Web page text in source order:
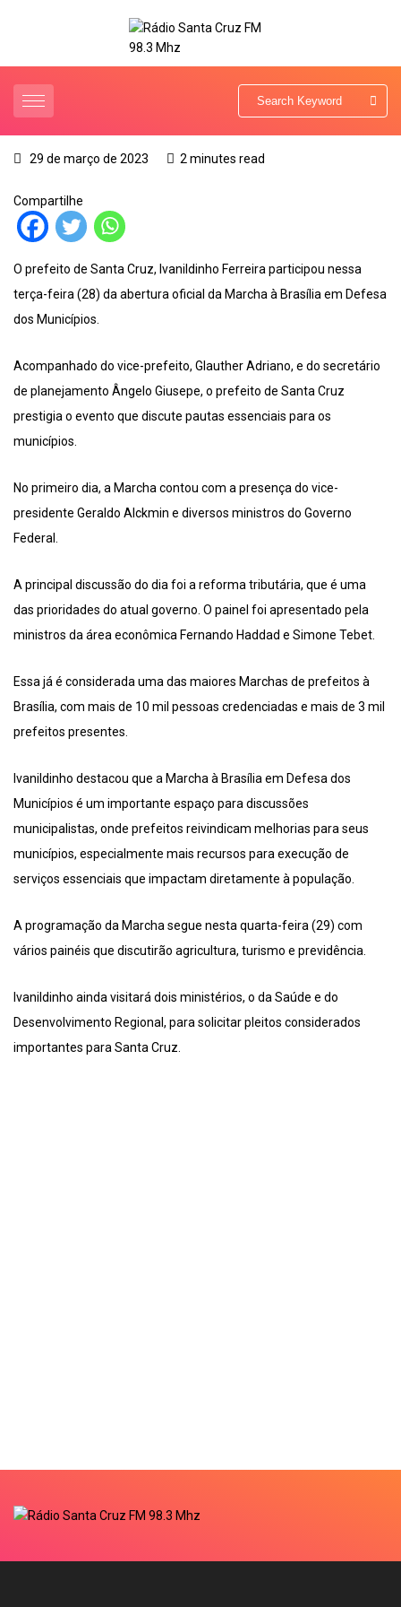
29 de março de 2023 2 minutes read
Compartilhe
O prefeito de Santa Cruz, Ivanildinho Ferreira participou nessa
terça-feira (28) da abertura oficial da Marcha à Brasília em Defesa
dos Municípios.
Acompanhado do vice-prefeito, Glauther Adriano, e do secretário
de planejamento Ângelo Giusepe, o prefeito de Santa Cruz
prestigia o evento que discute pautas essenciais para os
municípios.
No primeiro dia, a Marcha contou com a presença do vice-
presidente Geraldo Alckmin e diversos ministros do Governo
Federal.
A principal discussão do dia foi a reforma tributária, que é uma
das prioridades do atual governo. O painel foi apresentado pela
ministros da área econômica Fernando Haddad e Simone Tebet.
Essa já é considerada uma das maiores Marchas de prefeitos à
Brasília, com mais de 10 mil pessoas credenciadas e mais de 3 mil
prefeitos presentes.
Ivanildinho destacou que a Marcha à Brasília em Defesa dos
Municípios é um importante espaço para discussões
municipalistas, onde prefeitos reivindicam melhorias para seus
municípios, especialmente mais recursos para execução de
serviços essenciais que impactam diretamente à população.
A programação da Marcha segue nesta quarta-feira (29) com
vários painéis que discutirão agricultura, turismo e previdência.
Ivanildinho ainda visitará dois ministérios, o da Saúde e do
Desenvolvimento Regional, para solicitar pleitos considerados
importantes para Santa Cruz.